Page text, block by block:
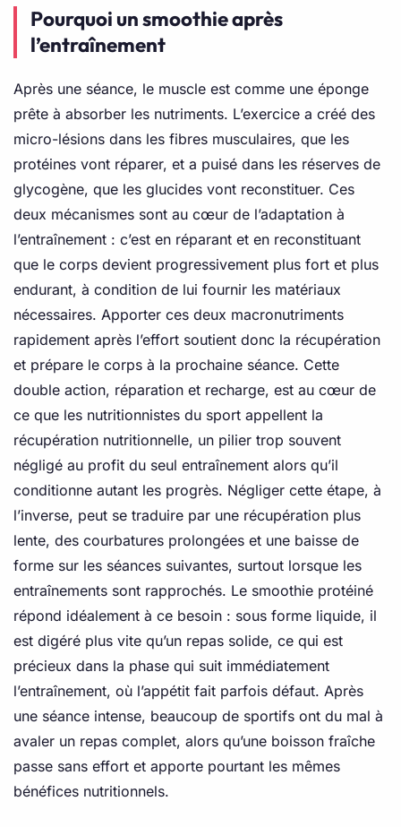
Pourquoi un smoothie après
l’entraînement
Après une séance, le muscle est comme une éponge
prête à absorber les nutriments. L’exercice a créé des
micro-lésions dans les fibres musculaires, que les
protéines vont réparer, et a puisé dans les réserves de
glycogène, que les glucides vont reconstituer. Ces
deux mécanismes sont au cœur de l’adaptation à
l’entraînement : c’est en réparant et en reconstituant
que le corps devient progressivement plus fort et plus
endurant, à condition de lui fournir les matériaux
nécessaires. Apporter ces deux macronutriments
rapidement après l’effort soutient donc la récupération
et prépare le corps à la prochaine séance. Cette
double action, réparation et recharge, est au cœur de
ce que les nutritionnistes du sport appellent la
récupération nutritionnelle, un pilier trop souvent
négligé au profit du seul entraînement alors qu’il
conditionne autant les progrès. Négliger cette étape, à
l’inverse, peut se traduire par une récupération plus
lente, des courbatures prolongées et une baisse de
forme sur les séances suivantes, surtout lorsque les
entraînements sont rapprochés. Le smoothie protéiné
répond idéalement à ce besoin : sous forme liquide, il
est digéré plus vite qu’un repas solide, ce qui est
précieux dans la phase qui suit immédiatement
l’entraînement, où l’appétit fait parfois défaut. Après
une séance intense, beaucoup de sportifs ont du mal à
avaler un repas complet, alors qu’une boisson fraîche
passe sans effort et apporte pourtant les mêmes
bénéfices nutritionnels.